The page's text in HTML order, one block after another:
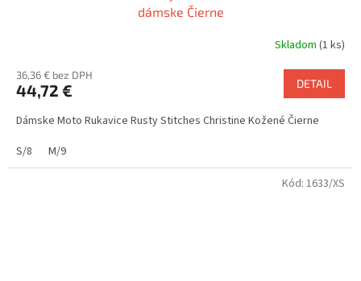
dámske Čierne
Skladom (1 ks)
36,36 € bez DPH
44,72 € DETAIL
Dámske Moto Rukavice Rusty Stitches Christine Kožené Čierne
S/8
M/9
Kód: 1633/XS